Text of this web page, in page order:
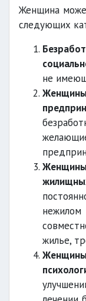
Женщина
следующих
не
жилье,